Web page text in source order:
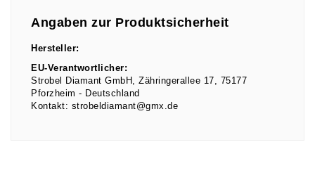
Angaben zur Produktsicherheit
Hersteller:
EU-Verantwortlicher:
Strobel Diamant GmbH
Zähringerallee 17
75177
Pforzheim
Deutschland
Kontakt: strobeldiamant@gmx.de